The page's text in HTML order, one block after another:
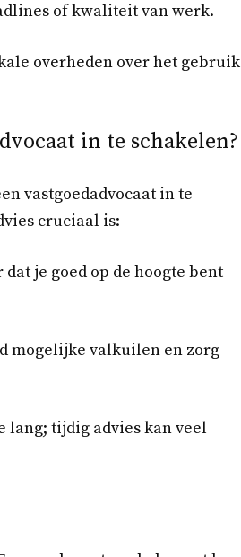
of kwaliteit van werk.
overheden over het gebruik
in te schakelen?
vastgoedadvocaat in te
cruciaal is:
dat je goed op de hoogte bent
mogelijke valkuilen en zorg
lang; tijdig advies kan veel